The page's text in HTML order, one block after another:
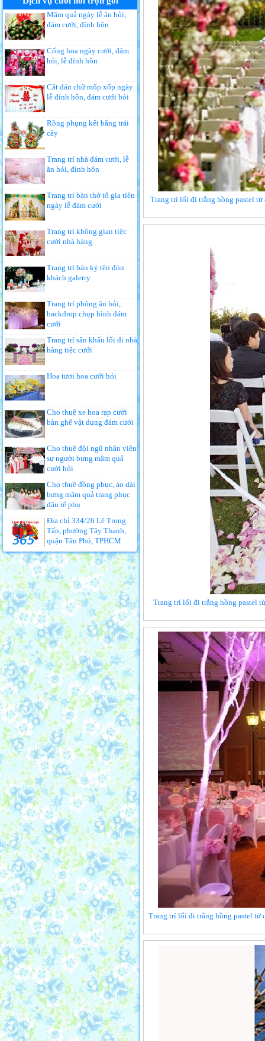
Mâm quả ngày lễ ăn hỏi,
đám cưới, đính hôn
Cổng hoa ngày cưới, đám
hỏi, lễ đính hôn
Cắt dán chữ mốp xốp ngày
lễ đính hôn, đám cưới hỏi
Rồng phụng kết bằng trái
cây
Trang trí nhà đám cưới, lễ
ăn hỏi, đính hôn
Trang trí bàn thờ tổ gia tiên
ngày lễ đám cưới
Trang trí không gian tiệc
cưới nhà hàng
Trang trí bàn ký tên đón
khách galerry
Trang trí phông ăn hỏi,
backdrop chụp hình đám
cưới
Trang trí sân khấu lối đi nhà
hàng tiệc cưới
Hoa tươi hoa cưới hỏi
Cho thuê xe hoa rạp cưới
bàn ghế vật dụng đám cưới
Cho thuê đội ngũ nhân viên
sự người bưng mâm quả
cưới hỏi
Cho thuê đồng phục, áo dài
bưng mâm quả trang phục
dâu rể phụ
Địa chỉ 334/26 Lê Trọng
Tấn, phường Tây Thạnh,
quận Tân Phú, TPHCM
Trang trí lối đi trắng hồng pastel từ
Trang trí lối đi trắng hồng pastel
Trang trí lối đi trắng hồng pastel từ